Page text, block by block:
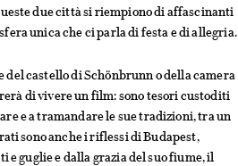
due città si riempiono di affascinanti
unica che ci parla di festa e di allegria.
castello di Schönbrunn o della camera
di vivere un film: sono tesori custoditi
e a tramandare le sue tradizioni, tra un
sono anche i riflessi di Budapest,
guglie e dalla grazia del suo fiume, il